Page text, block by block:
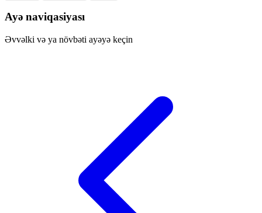
Ayə naviqasiyası
Əvvəlki və ya növbəti ayəyə keçin